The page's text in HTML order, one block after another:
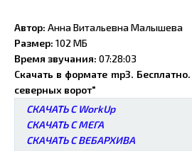
Автор: Анна Витальевна Малышева
Размер: 102 МБ
Время звучания: 07:28:03
Скачать в формате mp3.
северных ворот"
СКАЧАТЬ С WorkUp
СКАЧАТЬ С МЕГА
СКАЧАТЬ С ВЕБАРХИВА